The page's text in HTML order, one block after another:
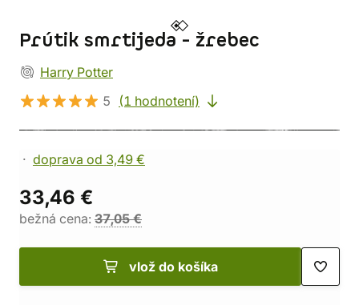
Prútik smrtijeda - žrebec
Harry Potter
5
(1 hodnotení)
doprava od 3,49 €
33,46 €
bežná cena: 37,05 €
vlož do košíka